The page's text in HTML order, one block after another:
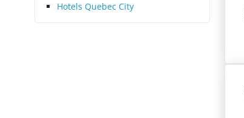
Hotels Quebec City